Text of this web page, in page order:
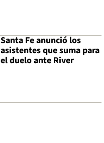
Santa Fe anunció los
asistentes que suma para
el duelo ante River